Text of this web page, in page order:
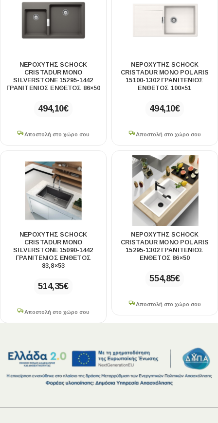
ΝΕΡΟΧΥΤΗΣ SCHOCK
CRISTADUR MONO
SILVERSTONE 15295-1442
ΓΡΑΝΙΤΕΝΙΟΣ ΕΝΘΕΤΟΣ 86×50
494,10€
Αποστολή στο χώρο σου
ΝΕΡΟΧΥΤΗΣ SCHOCK
CRISTADUR MONO POLARIS
15100-1302 ΓΡΑΝΙΤΕΝΙΟΣ
ΕΝΘΕΤΟΣ 100×51
494,10€
Αποστολή στο χώρο σου
ΝΕΡΟΧΥΤΗΣ SCHOCK
CRISTADUR MONO
SILVERSTONE 15090-1442
ΓΡΑΝΙΤΕΝΙΟΣ ΕΝΘΕΤΟΣ
83,8×53
514,35€
Αποστολή στο χώρο σου
ΝΕΡΟΧΥΤΗΣ SCHOCK
CRISTADUR MONO POLARIS
15295-1302 ΓΡΑΝΙΤΕΝΙΟΣ
ΕΝΘΕΤΟΣ 86×50
554,85€
Αποστολή στο χώρο σου